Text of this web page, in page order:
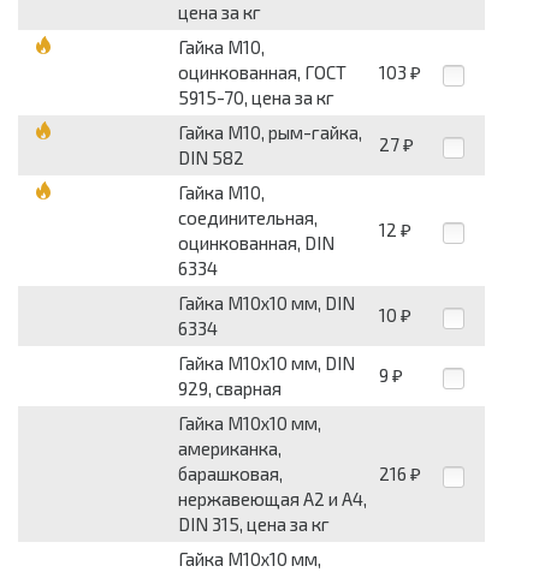
цена за кг
Гайка М10,
оцинкованная, ГОСТ
5915-70, цена за кг
103 ₽
Гайка М10, рым-гайка,
DIN 582
27 ₽
Гайка М10,
соединительная,
оцинкованная, DIN
6334
12 ₽
Гайка М10x10 мм, DIN
6334
10 ₽
Гайка М10x10 мм, DIN
929, сварная
9 ₽
Гайка М10x10 мм,
американка,
барашковая,
нержавеющая А2 и А4,
DIN 315, цена за кг
216 ₽
Гайка М10x10 мм,